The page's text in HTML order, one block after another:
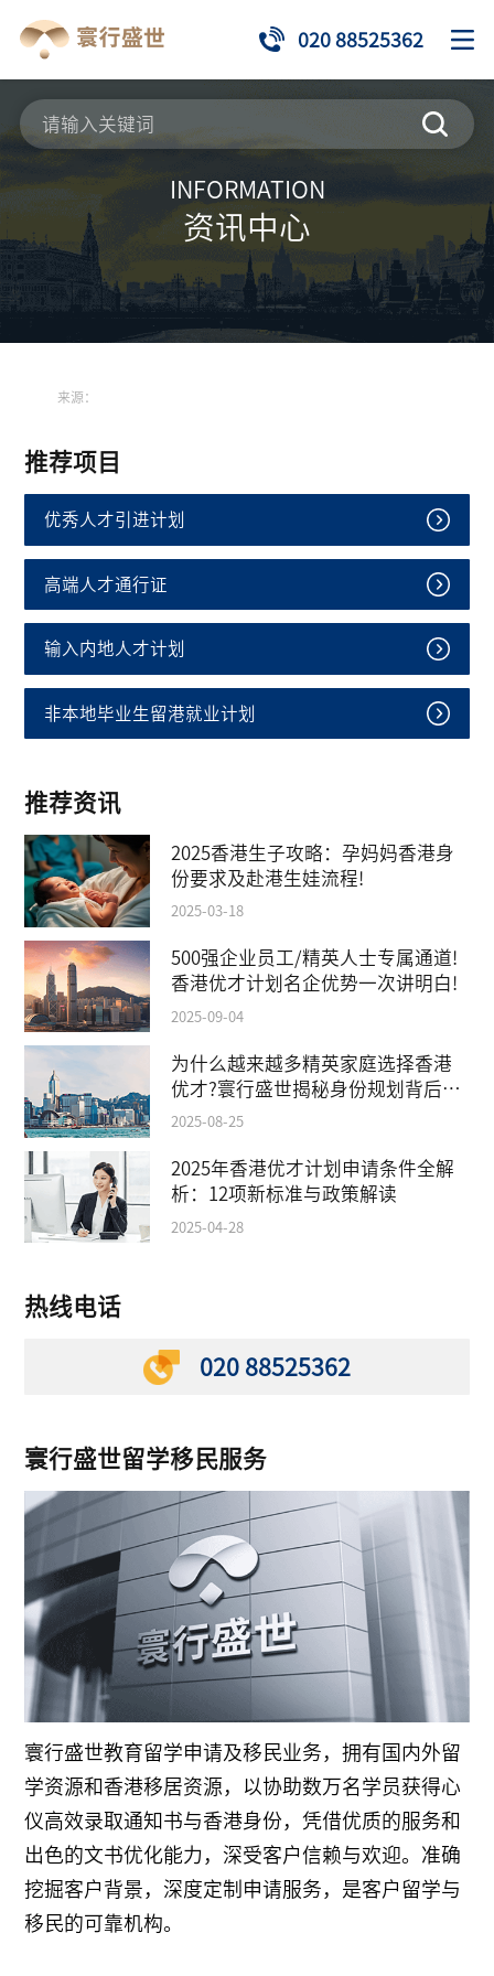
020 88525362
INFORMATION
资讯中心
来源：
推荐项目
优秀人才引进计划
高端人才通行证
输入内地人才计划
非本地毕业生留港就业计划
推荐资讯
2025香港生子攻略：孕妈妈香港身
份要求及赴港生娃流程!
2025-03-18
500强企业员工/精英人士专属通道!
香港优才计划名企优势一次讲明白!
2025-09-04
为什么越来越多精英家庭选择香港
优才?寰行盛世揭秘身份规划背后的
教育红利
2025-08-25
2025年香港优才计划申请条件全解
析：12项新标准与政策解读
2025-04-28
热线电话
020 88525362
寰行盛世留学移民服务
寰行盛世教育留学申请及移民业务，拥有国内外留
学资源和香港移居资源，以协助数万名学员获得心
仪高效录取通知书与香港身份，凭借优质的服务和
出色的文书优化能力，深受客户信赖与欢迎。准确
挖掘客户背景，深度定制申请服务，是客户留学与
移民的可靠机构。